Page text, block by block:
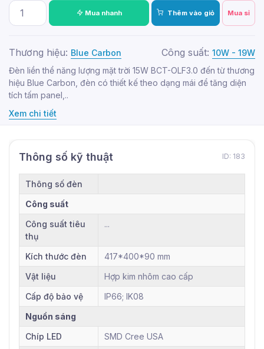
Mua nhanh Thêm vào giỏ Mua sỉ
Thương hiệu: Blue Carbon Công suất: 10W - 19W
Đèn liền thể năng lượng mặt trời 15W BCT-OLF3.0 đến từ thương
hiệu Blue Carbon, đèn có thiết kế theo dạng mái để tăng diện
tích tấm panel,..
Xem chi tiết
Thông số kỹ thuật ID: 183
Thông số đèn
Công suất
Công suất tiêu
thụ
...
Kích thước đèn
417*400*90 mm
Vật liệu
Hợp kim nhôm cao cấp
Cấp độ bảo vệ
IP66; IK08
Nguồn sáng
Chíp LED
SMD Cree USA